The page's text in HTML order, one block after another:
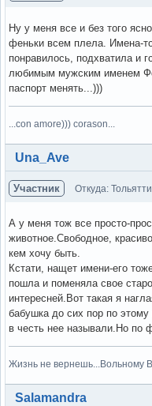
Ну у меня все и без того
феньки всем плела. Имена-
понравилось, подхватила и
любимым мужским именем
паспорт менять...)))
...con amore))) corason...
Вне форума
Una_Ave
Участник Откуда: Тольятти
А у меня тож все просто-
животное.Свободное,
кем хочу быть.
Кстати, нащет имени-его
пошла и поменяла свое
интересней.Вот такая я
бабушка до сих пор по этому
в честь нее называли.Но по
Жизнь не вернешь...Вольному
Вне форума
Salamandra